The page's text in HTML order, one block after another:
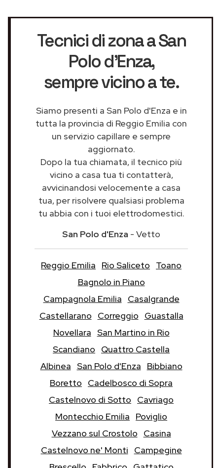
Tecnici di zona a San
Polo d'Enza,
sempre vicino a te.
Siamo presenti a San Polo d'Enza e in
tutta la provincia di Reggio Emilia con
un servizio capillare e sempre
aggiornato.
Dopo la tua chiamata, il tecnico più
vicino a casa tua ti contatterà,
avvicinandosi velocemente a casa
tua, per risolvere qualsiasi problema
tu abbia con i tuoi elettrodomestici.
San Polo d'Enza - Vetto
Reggio Emilia Rio Saliceto
Toano
Bagnolo in Piano
Campagnola Emilia
Casalgrande
Castellarano
Correggio
Guastalla
Novellara San Martino in Rio
Scandiano
Quattro Castella
Albinea San Polo d'Enza
Bibbiano
Boretto
Cadelbosco di Sopra
Castelnovo di Sotto
Cavriago
Montecchio Emilia
Poviglio
Vezzano sul Crostolo
Casina
Castelnovo ne' Monti
Campegine